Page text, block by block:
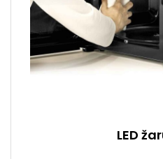
LED